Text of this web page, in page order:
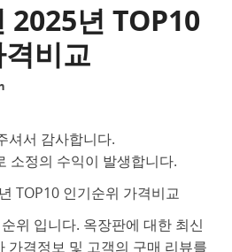
2025년 TOP10
비교
셔서 감사합니다.
소정의 수익이 발생합니다.
TOP10 인기순위 가격비교
위 입니다. 옥장판에 대한 최신
가격정보 및 고객의 구매 리뷰를